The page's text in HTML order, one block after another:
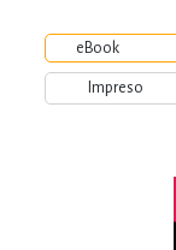
eBook
Impreso